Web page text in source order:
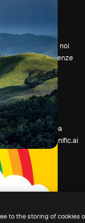
Recensioni
Lavora con noi
Cerca tendenze
Blog
Eventi
Slidesgo
Vendi i tuoi
contenuti
Sala stampa
Cerchi magnific.ai
to the storing of cookies